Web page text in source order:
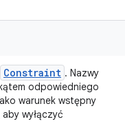
Constraint . Nazwy
odpowiedniego
warunek wstępny
wyłączyć